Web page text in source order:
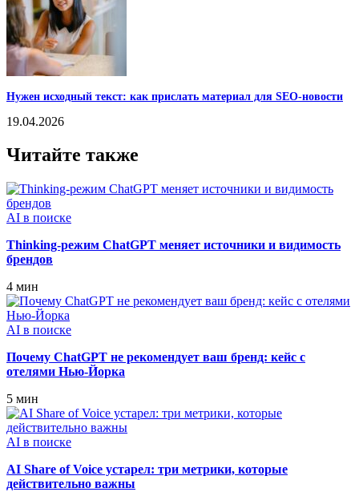
Нужен исходный текст: как прислать материал для SEO-новости
19.04.2026
Читайте также
AI в поиске
Thinking‑режим ChatGPT меняет источники и видимость
брендов
4 мин
AI в поиске
Почему ChatGPT не рекомендует ваш бренд: кейс с
отелями Нью‑Йорка
5 мин
AI в поиске
AI Share of Voice устарел: три метрики, которые
действительно важны